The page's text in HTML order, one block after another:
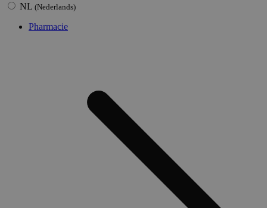
NL (Nederlands)
Pharmacie